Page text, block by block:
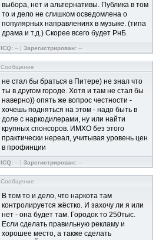
выбора, нет и альтернативы. Публика в том
то и дело не слишком осведомлена о
популярных направлениях в музыке. (типа
драма и т.д.) Скорее всего будет РнБ.
ICQ: -- | Зарегистрирован: --
Сообщение
не стал бы браться в Питере) не знал что
ты в другом городе. Хотя и там не стал бы
наверно)) опять же вопрос честности -
хочешь подняться на этом - надо быть в
доле с наркодилерами, ну или найти
крупных спонсоров. ИМХО без этого
практически нереал, учитывая уровень цен
в профинции
ICQ: -- | Зарегистрирован: --
Сообщение
В том то и дело, что наркота там
контролируется жёстко. И захочу ли я или
нет - она будет там. Городок то 250тыс.
Если сделать правильную рекламу и
хорошее место, а также сделать